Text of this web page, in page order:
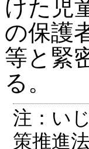
けた児
の保護
等と緊
る。
注：い
策推進